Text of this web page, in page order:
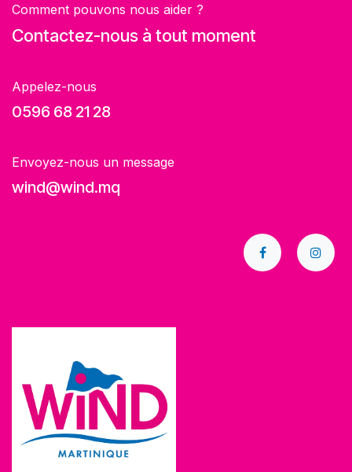
Comment pouvons nous aider ?
Contactez-nous à tout moment
Appelez-nous
0596 68 21 28
Envoyez-nous un message
wind@wind.mq